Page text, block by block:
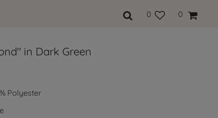
0 0
in Dark Green
Polyester